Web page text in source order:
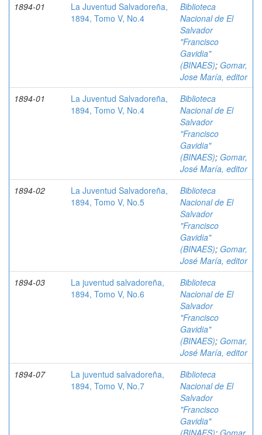
1894-01
La Juventud Salvadoreña,
1894, Tomo V, No.4
Biblioteca
Nacional de El
Salvador
"Francisco
Gavidia"
(BINAES); Gomar,
Jose María, editor
1894-01
La Juventud Salvadoreña,
1894, Tomo V, No.4
Biblioteca
Nacional de El
Salvador
"Francisco
Gavidia"
(BINAES); Gomar,
José María, editor
1894-02
La Juventud Salvadoreña,
1894, Tomo V, No.5
Biblioteca
Nacional de El
Salvador
"Francisco
Gavidia"
(BINAES); Gomar,
José María, editor
1894-03
La juventud salvadoreña,
1894, Tomo V, No.6
Biblioteca
Nacional de El
Salvador
"Francisco
Gavidia"
(BINAES); Gomar,
José María, editor
1894-07
La juventud salvadoreña,
1894, Tomo V, No.7
Biblioteca
Nacional de El
Salvador
"Francisco
Gavidia"
(BINAES); Gomar,